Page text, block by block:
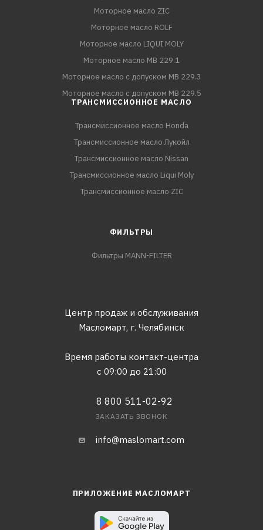
Моторное масло ZIC
Моторное масло ROLF
Моторное масло LIQUI MOLY
Моторное масло MB 229.1
Моторное масло с допуском MB 229.3
Моторное масло с допуском MB 229.5
ТРАНСМИССИОННОЕ МАСЛО
Трансмиссионное масло Honda
Трансмиссионное масло Лукойл
Трансмиссионное масло Nissan
Трансмиссионное масло Liqui Moly
Трансмиссионное масло ZIC
ФИЛЬТРЫ
Фильтры MANN-FILTER
Центр продаж и обслуживания
Масломарт, г. Челябинск
Время работы контакт-центра
с 09:00 до 21:00
8 800 511-02-92
ЗАКАЗАТЬ ЗВОНОК
info@maslomart.com
ПРИЛОЖЕНИЕ МАСЛОМАРТ